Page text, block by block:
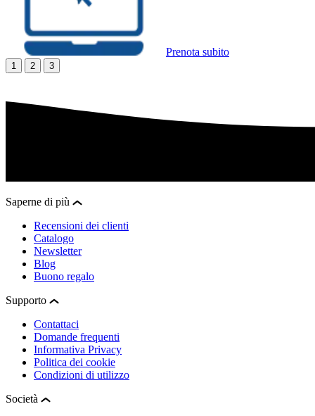
Prenota subito
1 2 3
Saperne di più
Recensioni dei clienti
Catalogo
Newsletter
Blog
Buono regalo
Supporto
Contattaci
Domande frequenti
Informativa Privacy
Politica dei cookie
Condizioni di utilizzo
Società